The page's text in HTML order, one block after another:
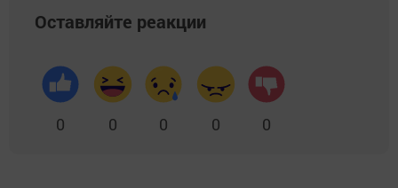
Оставляйте реакции
0 0 0 0 0